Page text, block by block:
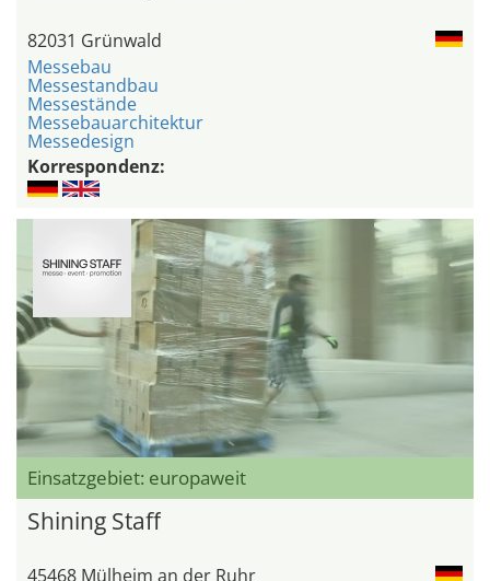
82031 Grünwald
Messebau
Messestandbau
Messestände
Messebauarchitektur
Messedesign
Korrespondenz:
Einsatzgebiet: europaweit
Shining Staff
45468 Mülheim an der Ruhr